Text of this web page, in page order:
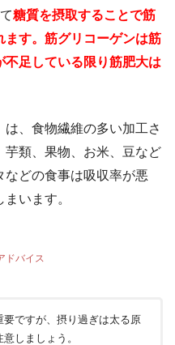
糖質を摂取することで筋
ます。筋グリコーゲンは筋
不足している限り筋肥大は
、食物繊維の多い加工さ
類、果物、お米、豆など
などの食事は吸収率が悪
います。
ドバイス
要ですが、摂り過ぎは太る原
しましょう。